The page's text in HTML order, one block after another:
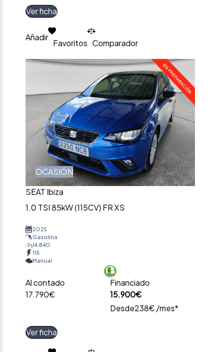
Ver ficha
Añadir
Favoritos Comparador
OCASIÓN
SEAT Ibiza
1.0 TSI 85kW (115CV) FR XS
2025
Gasolina
14.840
115
Manual
Al contado
17.790€
Financiado
15.900€
Desde238€ /mes*
Ver ficha